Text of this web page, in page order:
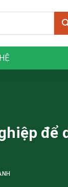
để